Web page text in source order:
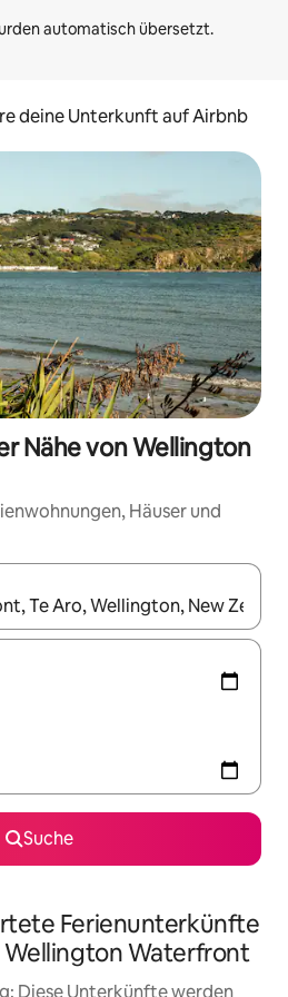
deine Unterkunft auf Airbnb
Nähe von Wellington
Häuser und
sind, navigiere mit den
Suche
Ferienunterkünfte
Wellington Waterfront
Diese Unterkünfte werden